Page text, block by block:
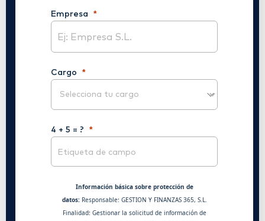
Empresa
Cargo
4 + 5 = ?
Información básica sobre protección de
datos:Responsable: GESTION Y FINANZAS 365, S.L.
Finalidad: Gestionar la solicitud de información de